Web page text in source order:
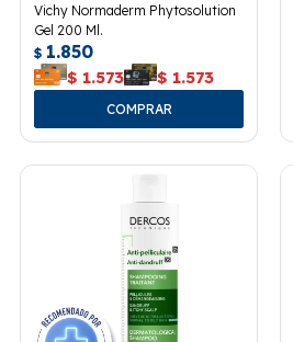
Vichy Normaderm Phytosolution
Gel 200 Ml.
$ 1.850
$ 1.573 $ 1.573